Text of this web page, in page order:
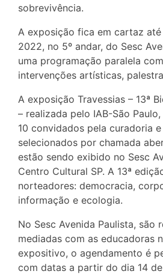
sobrevivência.
A exposição fica em cartaz
2022, no 5º andar, do Sesc
uma programação paralela
intervenções artísticas,
A exposição Travessias – 13ª
– realizada pelo IAB-São
10 convidados pela curadoria
selecionados por chamada
estão sendo exibido no Sesc
Centro Cultural SP. A 13ª
norteadores: democracia,
informação e ecologia.
No Sesc Avenida Paulista, são
mediadas com as educadoras
expositivo, o agendamento é
com datas a partir do dia 14